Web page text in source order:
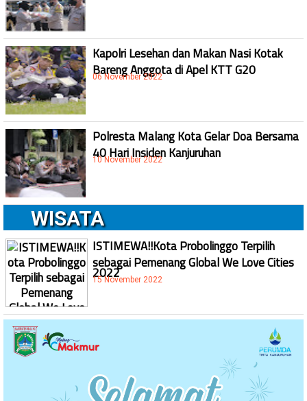
Kapolri Lesehan dan Makan Nasi Kotak
Bareng Anggota di Apel KTT G20
06 November 2022
Polresta Malang Kota Gelar Doa Bersama
40 Hari Insiden Kanjuruhan
10 November 2022
WISATA
ISTIMEWA!!Kota Probolinggo Terpilih
sebagai Pemenang Global We Love Cities
2022
15 November 2022